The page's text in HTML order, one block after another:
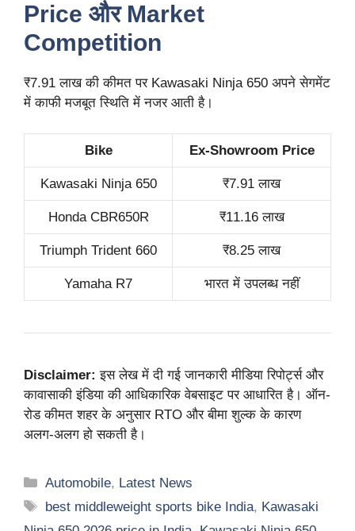
Price और Market
Competition
₹7.91 लाख की कीमत पर Kawasaki Ninja 650 अपने सेगमेंट
में काफी मजबूत स्थिति में नजर आती है।
Bike Ex-Showroom Price
Kawasaki Ninja 650 ₹7.91 लाख
Honda CBR650R ₹11.16 लाख
Triumph Trident 660 ₹8.25 लाख
Yamaha R7 भारत में उपलब्ध नहीं
Disclaimer:इस लेख में दी गई जानकारी मीडिया रिपोर्ट्स और
कावासाकी इंडिया की आधिकारिक वेबसाइट पर आधारित है। ऑन-
रोड कीमत शहर के अनुसार RTO और बीमा शुल्क के कारण
अलग-अलग हो सकती है।
Categories
Automobile, Latest News
Tags
best middleweight sports bike India, Kawasaki